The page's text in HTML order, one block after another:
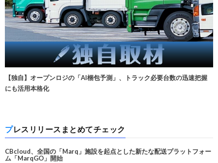
【独自】オープンロジの「AI梱包予測」、トラック必要台数の迅速把握
にも活用本格化
プレスリリースまとめてチェック
CBcloud、全国の「Marq」施設を起点とした新たな配送プラットフォー
ム「MarqGO」開始